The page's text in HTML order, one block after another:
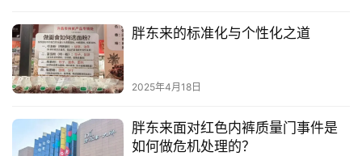
胖东来的标准化与个性化之道
2025年4月18日
胖东来面对红色内裤质量门事件是
如何做危机处理的？